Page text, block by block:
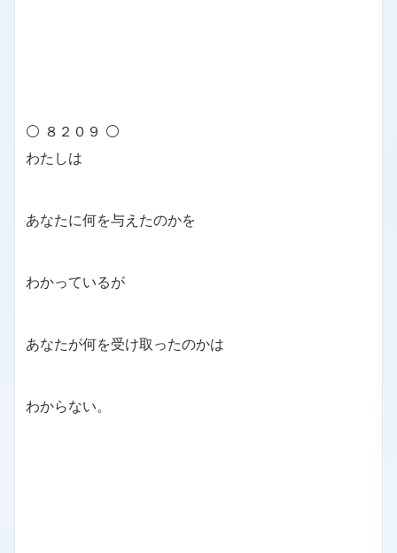
⚪ ８２０９ ⚪
わたしは
あなたに何を与えたのかを
わかっているが
あなたが何を受け取ったのかは
わからない。